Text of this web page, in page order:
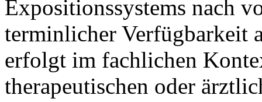
Expositionssystems nach
terminlicher Verfügbarkeit
erfolgt im fachlichen
therapeutischen oder